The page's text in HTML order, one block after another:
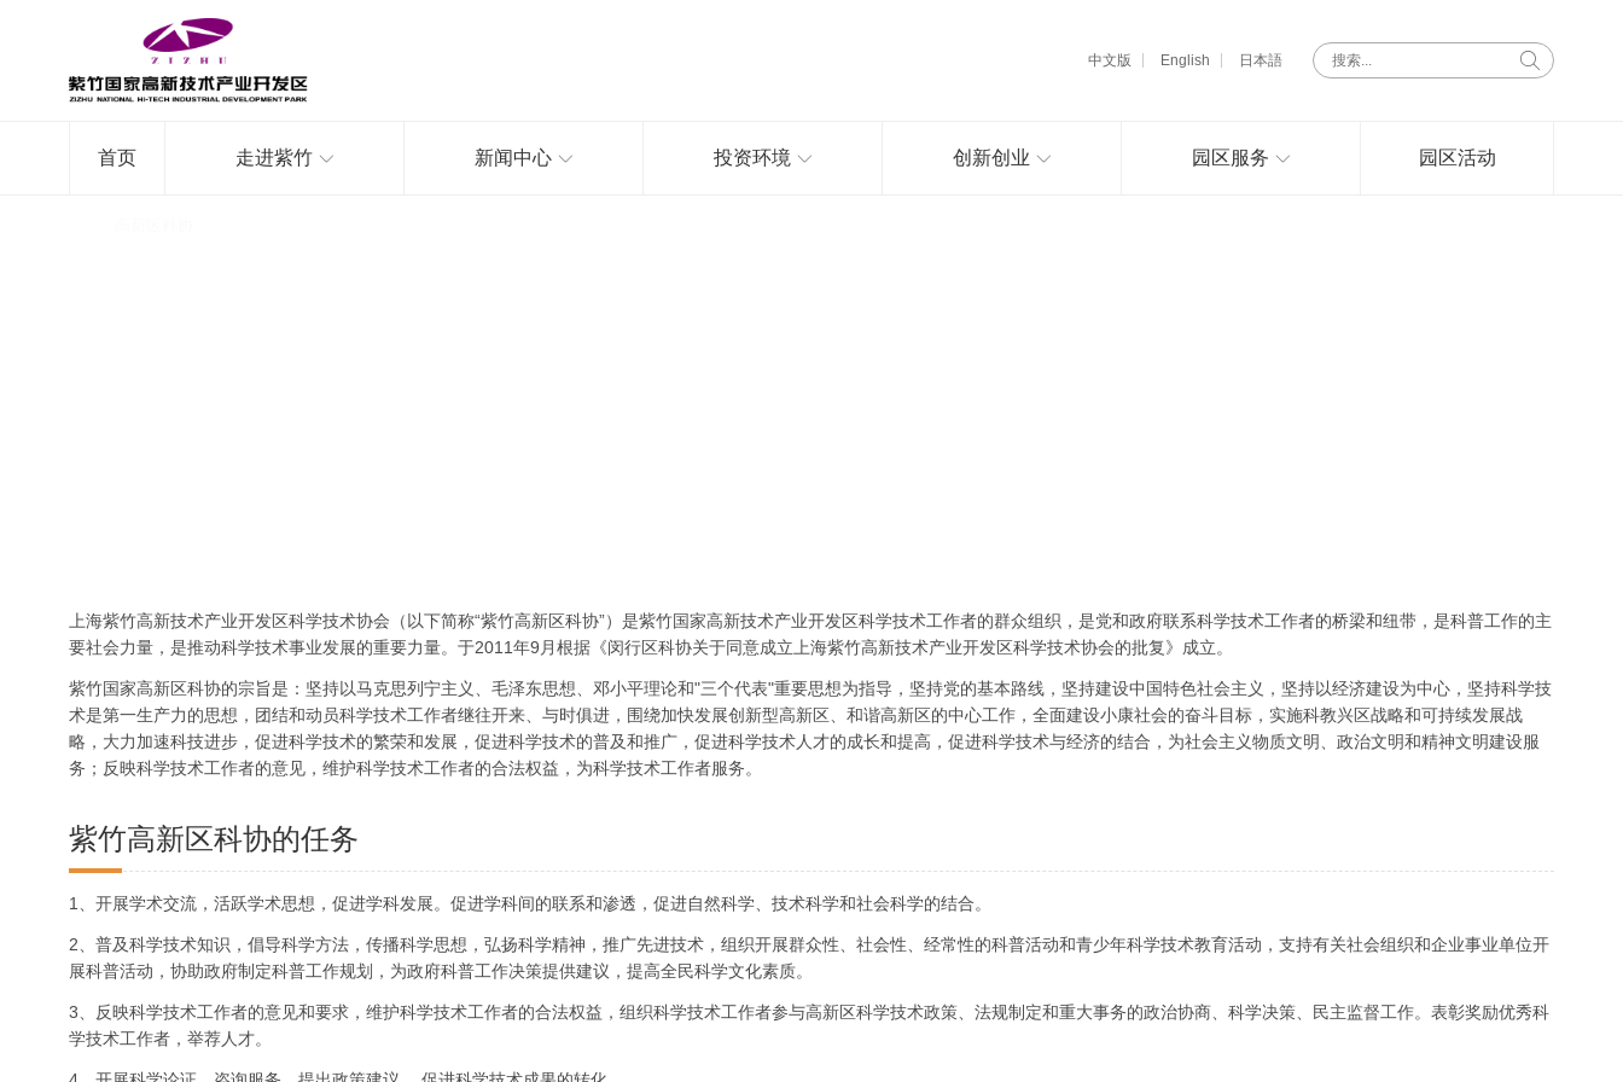
中文版 English 日本語
首页 走进紫竹 新闻中心 投资环境 创新创业 园区服务 园区活动
上海紫竹高新技术产业开发区科学技术协会（以下简称“紫竹高新区科协”）是紫竹国家高新技术产业开发区科学技术工作者的群众组织，是党和政府联系科学技术工作者的桥梁和纽带，是科普工作的主
要社会力量，是推动科学技术事业发展的重要力量。于2011年9月根据《闵行区科协关于同意成立上海紫竹高新技术产业开发区科学技术协会的批复》成立。
紫竹国家高新区科协的宗旨是：坚持以马克思列宁主义、毛泽东思想、邓小平理论和"三个代表"重要思想为指导，坚持党的基本路线，坚持建设中国特色社会主义，坚持以经济建设为中心，坚持科学技
术是第一生产力的思想，团结和动员科学技术工作者继往开来、与时俱进，围绕加快发展创新型高新区、和谐高新区的中心工作，全面建设小康社会的奋斗目标，实施科教兴区战略和可持续发展战
略，大力加速科技进步，促进科学技术的繁荣和发展，促进科学技术的普及和推广，促进科学技术人才的成长和提高，促进科学技术与经济的结合，为社会主义物质文明、政治文明和精神文明建设服
务；反映科学技术工作者的意见，维护科学技术工作者的合法权益，为科学技术工作者服务。
紫竹高新区科协的任务
1、开展学术交流，活跃学术思想，促进学科发展。促进学科间的联系和渗透，促进自然科学、技术科学和社会科学的结合。
2、普及科学技术知识，倡导科学方法，传播科学思想，弘扬科学精神，推广先进技术，组织开展群众性、社会性、经常性的科普活动和青少年科学技术教育活动，支持有关社会组织和企业事业单位开
展科普活动，协助政府制定科普工作规划，为政府科普工作决策提供建议，提高全民科学文化素质。
3、反映科学技术工作者的意见和要求，维护科学技术工作者的合法权益，组织科学技术工作者参与高新区科学技术政策、法规制定和重大事务的政治协商、科学决策、民主监督工作。表彰奖励优秀科
学技术工作者，举荐人才。